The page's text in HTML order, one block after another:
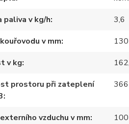
paliva v kg/h
3,6
v mm
130
v kg
prostoru při zateplení
366
vzduchu v mm